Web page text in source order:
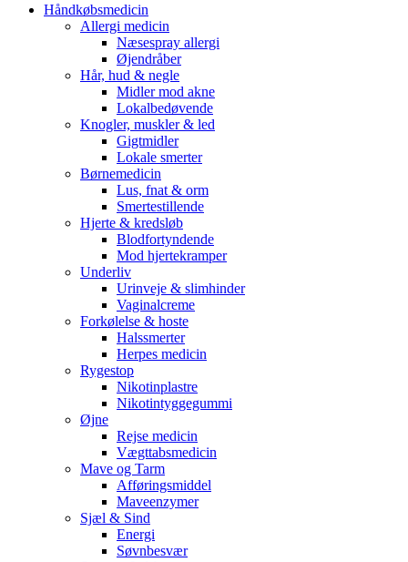
Håndkøbsmedicin
Allergi medicin
Næsespray allergi
Øjendråber
Hår, hud & negle
Midler mod akne
Lokalbedøvende
Knogler, muskler & led
Gigtmidler
Lokale smerter
Børnemedicin
Lus, fnat & orm
Smertestillende
Hjerte & kredsløb
Blodfortyndende
Mod hjertekramper
Underliv
Urinveje & slimhinder
Vaginalcreme
Forkølelse & hoste
Halssmerter
Herpes medicin
Rygestop
Nikotinplastre
Nikotintyggegummi
Øjne
Rejse medicin
Vægttabsmedicin
Mave og Tarm
Afføringsmiddel
Maveenzymer
Sjæl & Sind
Energi
Søvnbesvær